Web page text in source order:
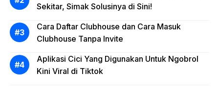
Sekitar, Simak Solusinya di Sini!
Cara Daftar Clubhouse dan Cara Masuk
Clubhouse Tanpa Invite
Aplikasi Cici Yang Digunakan Untuk Ngobrol
Kini Viral di Tiktok